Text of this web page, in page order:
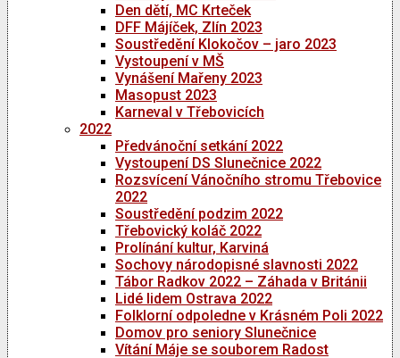
Den dětí, MC Krteček
DFF Májíček, Zlín 2023
Soustředění Klokočov – jaro 2023
Vystoupení v MŠ
Vynášení Mařeny 2023
Masopust 2023
Karneval v Třebovicích
2022
Předvánoční setkání 2022
Vystoupení DS Slunečnice 2022
Rozsvícení Vánočního stromu Třebovice
2022
Soustředění podzim 2022
Třebovický koláč 2022
Prolínání kultur, Karviná
Sochovy národopisné slavnosti 2022
Tábor Radkov 2022 – Záhada v Británii
Lidé lidem Ostrava 2022
Folklorní odpoledne v Krásném Poli 2022
Domov pro seniory Slunečnice
Vítání Máje se souborem Radost